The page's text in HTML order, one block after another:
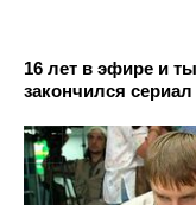
16 лет в эфире и
закончился